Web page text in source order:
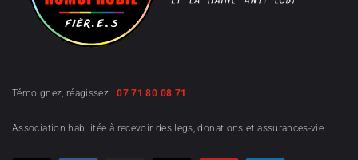
Témoignez, réagissez :07 71 80 08 71
Association habilitée à recevoir des legs, donations et assurances-vie